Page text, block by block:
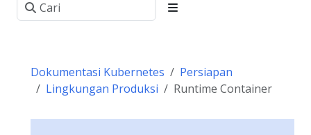
Dokumentasi Kubernetes
Persiapan
Lingkungan Produksi
Runtime Container